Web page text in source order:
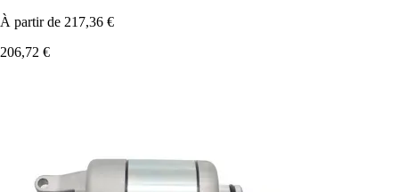
À partir de 217,36 €
206,72 €